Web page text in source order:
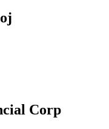
Corp